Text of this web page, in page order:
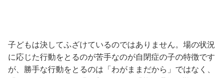
子どもは決してふざけているのではありません。場の状況
に応じた行動をとるのが苦手なのが自閉症の子の特徴です
が、勝手な行動をとるのは「わがままだから」ではなく、